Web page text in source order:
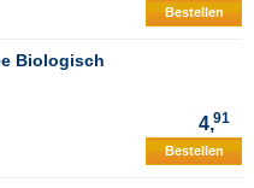
Bestellen
Biologisch
4,91
Bestellen